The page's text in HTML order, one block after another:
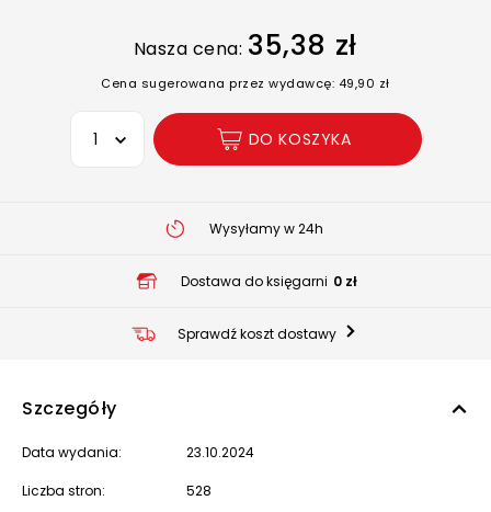
Nasza cena: 35,38 zł
Cena sugerowana przez wydawcę: 49,90 zł
Wybierz opcję
DO KOSZYKA
Wysyłamy w 24h
Dostawa do księgarni 0 zł
Sprawdź koszt dostawy
Szczegóły
Data wydania: 23.10.2024
Liczba stron: 528